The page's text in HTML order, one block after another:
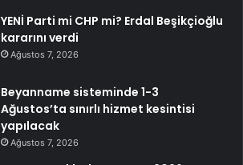
YENİ Parti mi CHP mi? Erdal Beşikçioğlu
kararını verdi
Ağustos 7, 2026
Beyanname sisteminde 1-3
Ağustos’ta sınırlı hizmet kesintisi
yapılacak
Ağustos 7, 2026